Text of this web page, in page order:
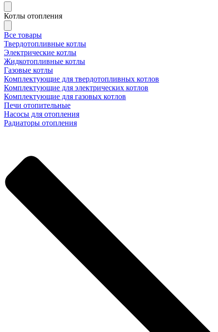
Котлы отопления
Все товары
Твердотопливные котлы
Электрические котлы
Жидкотопливные котлы
Газовые котлы
Комплектующие для твердотопливных котлов
Комплектующие для электрических котлов
Комплектующие для газовых котлов
Печи отопительные
Насосы для отопления
Радиаторы отопления